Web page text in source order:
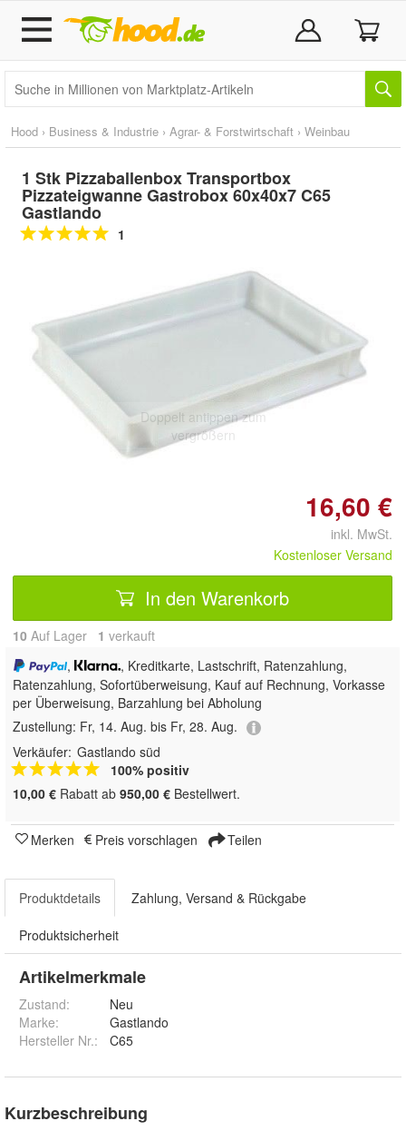
Hood › Business & Industrie › Agrar- & Forstwirtschaft › Weinbau
1 Stk Pizzaballenbox Transportbox
Pizzateigwanne Gastrobox 60x40x7 C65
Gastlando
1
Doppelt antippen zum
vergrößern
16,60 €
inkl. MwSt.
Kostenloser Versand
In den Warenkorb
10 Auf Lager 1 verkauft
,
, Kreditkarte, Lastschrift, Ratenzahlung,
Ratenzahlung, Sofortüberweisung, Kauf auf Rechnung, Vorkasse
per Überweisung, Barzahlung bei Abholung
Zustellung: Fr, 14. Aug. bis Fr, 28. Aug.
Verkäufer: Gastlando süd
100% positiv
10,00 € Rabatt ab 950,00 € Bestellwert.
Merken Preis vorschlagen Teilen
Produktdetails Zahlung, Versand & Rückgabe
Produktsicherheit
Artikelmerkmale
Zustand:
Neu
Marke:
Gastlando
Hersteller Nr.:
C65
Kurzbeschreibung